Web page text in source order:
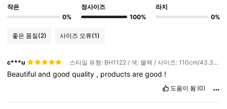
작은
0%
정사이즈
100%
라지
0%
좋은 품질(2) 사이즈 오류(1)
c***u 스타일 유형: BH1122 / 색: 블랙 / 사이즈: 110cm/43.3인치
Beautifulandgoodquality , productsaregood !
도움이 됨 (0)